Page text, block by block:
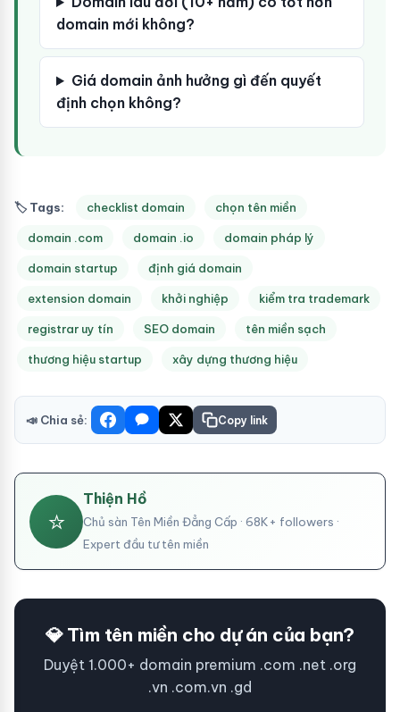
domain mới không?
Giá domain ảnh hưởng gì đến quyết
định chọn không?
🏷 Tags: checklist domain chọn tên miền
domain .com domain .io domain pháp lý
domain startup định giá domain
extension domain khởi nghiệp kiểm tra trademark
registrar uy tín SEO domain tên miền sạch
thương hiệu startup xây dựng thương hiệu
📣 Chia sẻ: Copy link
⭐
Thiện Hồ
Chủ sàn Tên Miền Đẳng Cấp · 68K+ followers ·
Expert đầu tư tên miền
💎 Tìm tên miền cho dự án của bạn?
Duyệt 1.000+ domain premium .com .net .org
.vn .com.vn .gd